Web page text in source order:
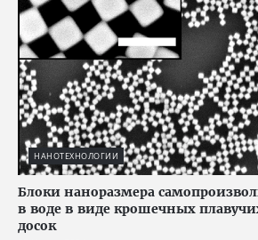
НАНОТЕХНОЛОГИИ
Блоки наноразмера
в воде в виде крошечных
досок